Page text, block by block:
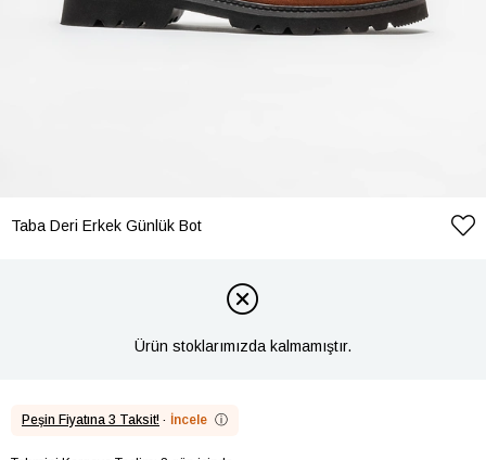
Taba Deri Erkek Günlük Bot
Ürün stoklarımızda kalmamıştır.
Peşin Fiyatına 3 Taksit! · İncele ⓘ